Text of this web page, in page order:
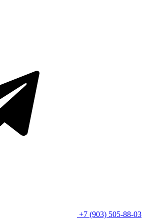
+7 (903) 505-88-03